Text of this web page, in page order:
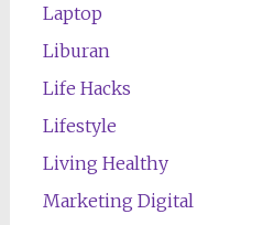
Laptop
Liburan
Life Hacks
Lifestyle
Living Healthy
Marketing Digital